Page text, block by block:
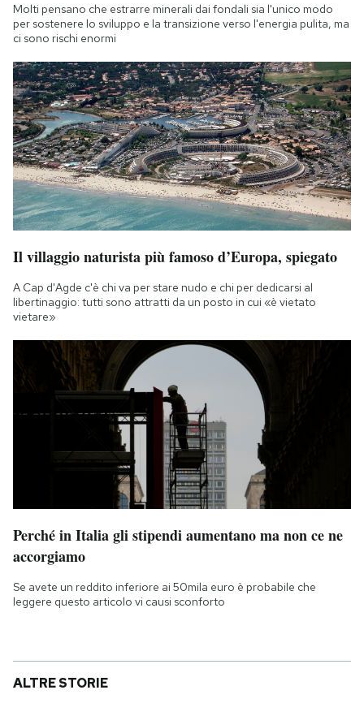
Molti pensano che estrarre minerali dai fondali sia l'unico modo
per sostenere lo sviluppo e la transizione verso l'energia pulita, ma
ci sono rischi enormi
Il villaggio naturista più famoso d’Europa, spiegato
A Cap d'Agde c'è chi va per stare nudo e chi per dedicarsi al
libertinaggio: tutti sono attratti da un posto in cui «è vietato
vietare»
Perché in Italia gli stipendi aumentano ma non ce ne
accorgiamo
Se avete un reddito inferiore ai 50mila euro è probabile che
leggere questo articolo vi causi sconforto
ALTRE STORIE